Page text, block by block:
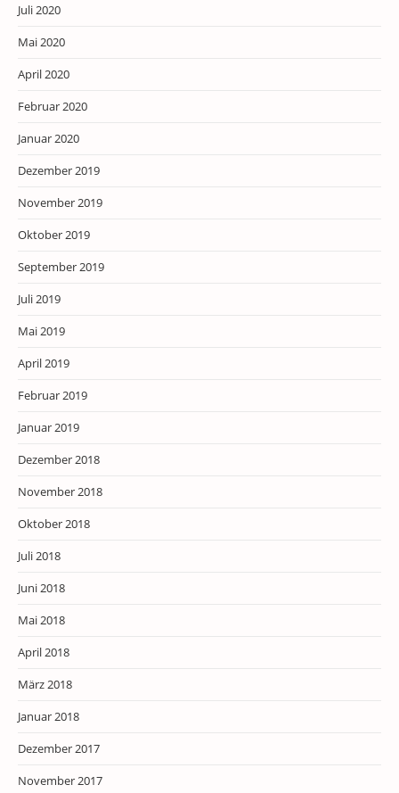
Juli 2020
Mai 2020
April 2020
Februar 2020
Januar 2020
Dezember 2019
November 2019
Oktober 2019
September 2019
Juli 2019
Mai 2019
April 2019
Februar 2019
Januar 2019
Dezember 2018
November 2018
Oktober 2018
Juli 2018
Juni 2018
Mai 2018
April 2018
März 2018
Januar 2018
Dezember 2017
November 2017